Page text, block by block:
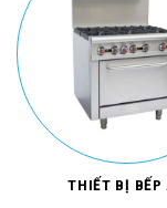
THIẾT BỊ BẾP